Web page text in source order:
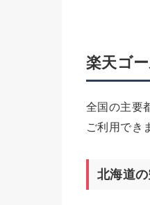
楽天ゴ
全国の主要
ご利用でき
北海道